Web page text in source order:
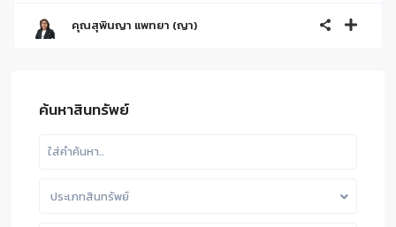
คุณสุพินญา แพทยา (ญา)
ค้นหาสินทรัพย์
ประเภทสินทรัพย์